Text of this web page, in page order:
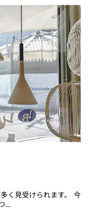
く見受けられます。 今
...